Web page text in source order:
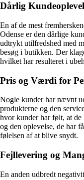
Dårlig
En af de mest
Odense er den dårlige
udtrykt utilfredshed med
besøg i butikken. Der
hvilket har resulteret i
Pris og Værdi for
Nogle kunder har nævnt
produkterne og den
hvor kunder har følt, at
og den oplevelse, de har
følelsen af at blive snydt.
Fejllevering og
En anden udbredt